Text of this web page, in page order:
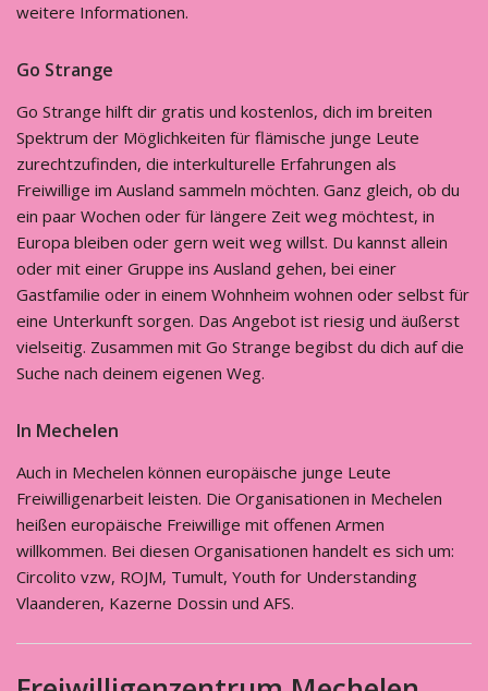
weitere Informationen.
Go Strange
Go Strange hilft dir gratis und kostenlos, dich im breiten
Spektrum der Möglichkeiten für flämische junge Leute
zurechtzufinden, die interkulturelle Erfahrungen als
Freiwillige im Ausland sammeln möchten. Ganz gleich, ob du
ein paar Wochen oder für längere Zeit weg möchtest, in
Europa bleiben oder gern weit weg willst. Du kannst allein
oder mit einer Gruppe ins Ausland gehen, bei einer
Gastfamilie oder in einem Wohnheim wohnen oder selbst für
eine Unterkunft sorgen. Das Angebot ist riesig und äußerst
vielseitig. Zusammen mit Go Strange begibst du dich auf die
Suche nach deinem eigenen Weg.
In Mechelen
Auch in Mechelen können europäische junge Leute
Freiwilligenarbeit leisten. Die Organisationen in Mechelen
heißen europäische Freiwillige mit offenen Armen
willkommen. Bei diesen Organisationen handelt es sich um:
Circolito vzw, ROJM, Tumult, Youth for Understanding
Vlaanderen, Kazerne Dossin und AFS.